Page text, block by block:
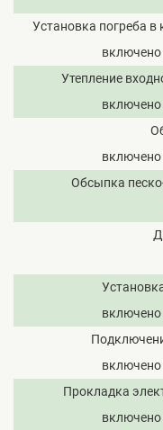
Установка погреба
Утепление
Обсыпка
Прокладка